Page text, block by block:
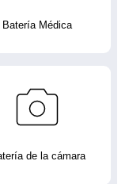
Batería Médica
de la cámara